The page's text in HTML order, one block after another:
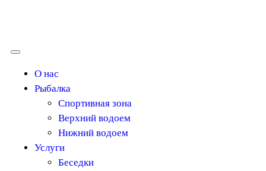
О нас
Рыбалка
Спортивная зона
Верхний водоем
Нижний водоем
Услуги
Беседки